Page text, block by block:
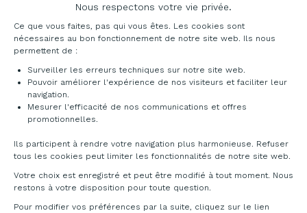
Nous respectons votre vie privée.
Plateforme de Gestion du Consentement :
Ce que vous faites, pas qui vous êtes. Les cookies sont
nécessaires au bon fonctionnement de notre site web. Ils nous
permettent de :
Surveiller les erreurs techniques sur notre site web.
Pouvoir améliorer l'expérience de nos visiteurs et faciliter leur
navigation.
Mesurer l'efficacité de nos communications et offres
promotionnelles.
Ils participent à rendre votre navigation plus harmonieuse. Refuser
tous les cookies peut limiter les fonctionnalités de notre site web.
Votre choix est enregistré et peut être modifié à tout moment. Nous
restons à votre disposition pour toute question.
Pour modifier vos préférences par la suite, cliquez sur le lien
Axeptio consent
médical avec tiroirajoute un rangement fermé
pour les consommables sensibles. Choisissez la
configuration (nombre de plateaux, dimensions,
accessoires) selon vos actes et l'organisation de
votre espace de soins.
FOIRE AUX QUESTIONS (FAQ) SUR LES
Comment choisir mon guéridon médical ?